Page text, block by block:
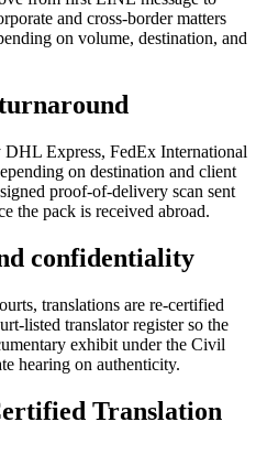
and cross-border matters
on volume, destination, and
Express, FedEx International
on destination and client
proof-of-delivery scan sent
the pack is received abroad.
confidentiality
translations are re-certified
listed translator register so the
exhibit under the Civil
hearing on authenticity.
Translation